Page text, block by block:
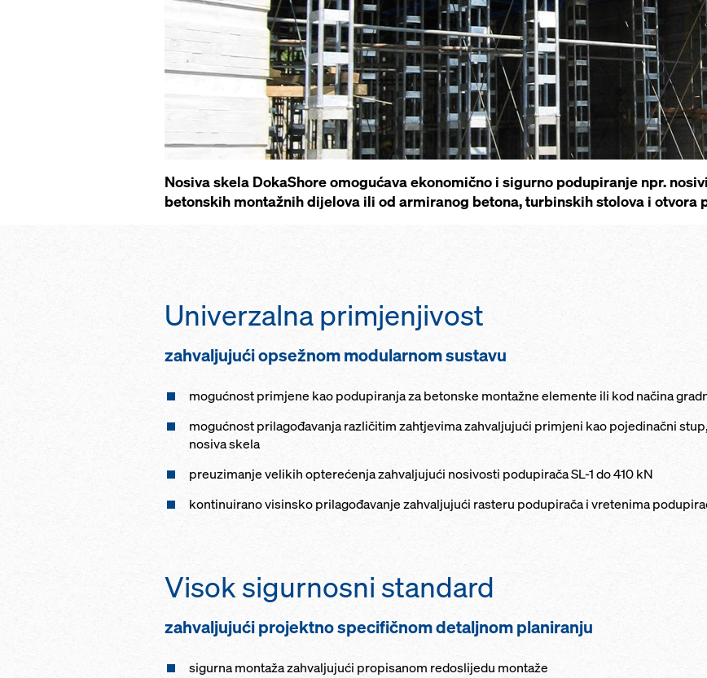
Nosiva skela DokaShore omogućava ekonomično i sigurno podupiranje npr.
betonskih montažnih dijelova ili od armiranog betona, turbinskih stolova i otvora
Univerzalna primjenjivost
zahvaljujući opsežnom modularnom sustavu
mogućnost primjene kao podupiranja za betonske montažne elemente ili kod načina
mogućnost prilagođavanja različitim zahtjevima zahvaljujući primjeni kao pojedinačni
nosiva skela
preuzimanje velikih opterećenja zahvaljujući nosivosti podupirača SL-1 do 410 kN
kontinuirano visinsko prilagođavanje zahvaljujući rasteru podupirača i vretenima
Visok sigurnosni standard
zahvaljujući projektno specifičnom detaljnom planiranju
sigurna montaža zahvaljujući propisanom redoslijedu montaže